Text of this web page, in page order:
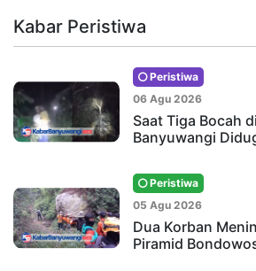
Kabar Peristiwa
Peristiwa
06 Agu 2026
Saat Tiga Bocah
Banyuwangi
Peristiwa
05 Agu 2026
Dua Korban
Piramid